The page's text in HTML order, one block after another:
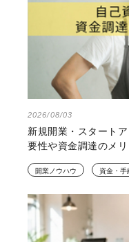
2026/08/03
新規開業・スタート
要性や資金調達のメ
開業ノウハウ 資金・手